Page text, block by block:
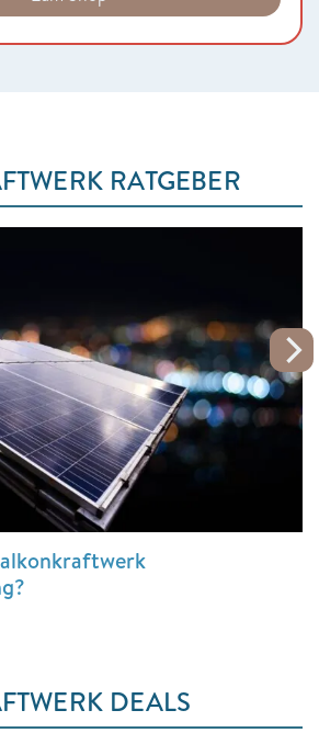
RATGEBER
DEALS